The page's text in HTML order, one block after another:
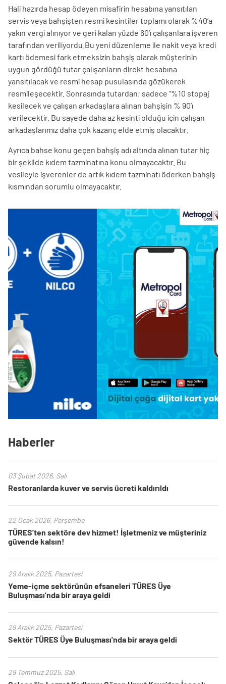
Hali hazırda hesap ödeyen misafirin hesabına yansıtılan
servis veya bahşişten resmi kesintiler toplamı olarak %40’a
yakın vergi alınıyor ve geri kalan yüzde 60’ı çalışanlara işveren
tarafından veriliyordu.Bu yeni düzenleme ile nakit veya kredi
kartı ödemesi fark etmeksizin bahşiş olarak müşterinin
uygun gördüğü tutar çalışanların direkt hesabına
yansıtılacak ve resmi hesap pusulasında gözükerek
resmileşecektir. Sonrasında tutardan; sadece “%10 stopaj
kesilecek ve çalışan arkadaşlara alınan bahşişin % 90’ı
verilecektir. Bu sayede daha az kesinti olduğu için çalışan
arkadaşlarımız daha çok kazanç elde etmiş olacaktır.
Ayrıca bahse konu geçen bahşiş adı altında alınan tutar hiç
bir şekilde kıdem tazminatına konu olmayacaktır. Bu
vesileyle işverenler de artık kıdem tazminatı öderken bahşiş
kısmından sorumlu olmayacaktır.
Haberler
03 Şubat 2026, Salı
Restoranlarda kuver ve servis ücreti kaldırıldı
22 Ocak 2026, Perşembe
TÜRES'ten sektöre dev hizmet! İşletmeniz ve müşteriniz
güvende kalsın!
29 Aralık 2025, Pazartesi
Yeme-içme sektörünün efsaneleri TÜRES Üye
Buluşması'nda bir araya geldi
29 Aralık 2025, Pazartesi
Sektör TÜRES Üye Buluşması'nda bir araya geldi
29 Temmuz 2025, Salı